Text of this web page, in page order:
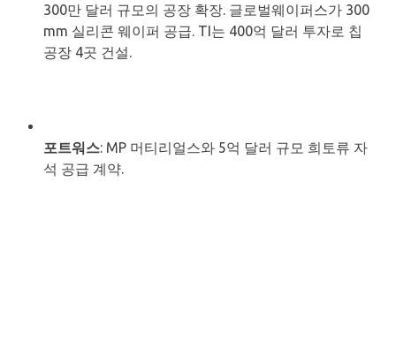
300만 달러 규모의 공장 확장. 글로벌웨이퍼스가 300
mm 실리콘 웨이퍼 공급. TI는 400억 달러 투자로 칩
공장 4곳 건설.
포트워스: MP 머티리얼스와 5억 달러 규모 희토류 자
석 공급 계약.